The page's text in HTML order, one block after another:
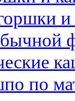
по